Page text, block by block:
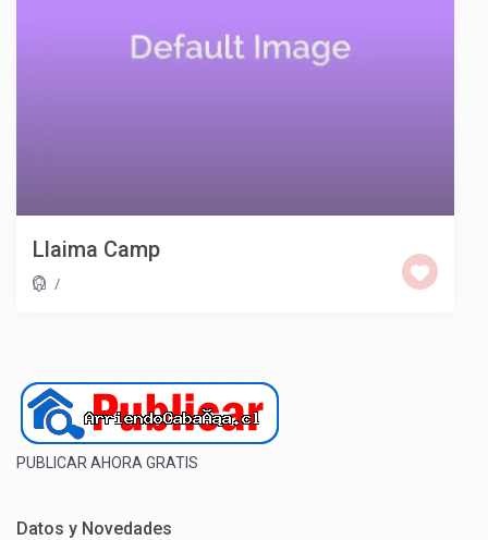
Llaima Camp
/
PUBLICAR AHORA GRATIS
Datos y Novedades